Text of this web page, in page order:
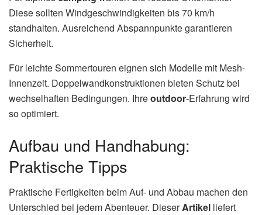
Diese sollten Windgeschwindigkeiten bis 70 km/h
standhalten. Ausreichend Abspannpunkte garantieren
Sicherheit.
Für leichte Sommertouren eignen sich Modelle mit Mesh-
Innenzeit. Doppelwandkonstruktionen bieten Schutz bei
wechselhaften Bedingungen. Ihreoutdoor-Erfahrung wird
so optimiert.
Aufbau und Handhabung:
Praktische Tipps
Praktische Fertigkeiten beim Auf- und Abbau machen den
Unterschied bei jedem Abenteuer. DieserArtikel liefert